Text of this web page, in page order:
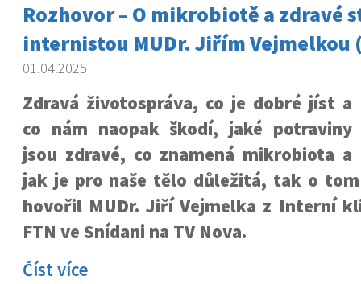
Rozhovor – O mikrobiotě a zdravé
internistou MUDr. Jiřím Vejmelkou
01.04.2025
Zdravá životospráva, co je dobré jíst a
co nám naopak škodí, jaké potraviny
jsou zdravé, co znamená mikrobiota a
jak je pro naše tělo důležitá, tak o
hovořil MUDr. Jiří Vejmelka z Interní
FTN ve Snídani na TV Nova.
Číst více